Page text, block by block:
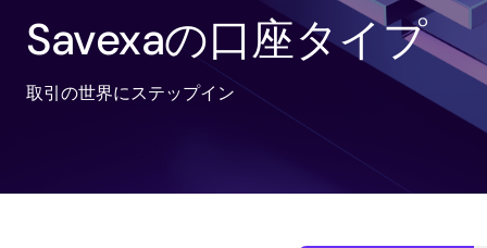
Savexaの口座タイプ
取引の世界にステップイン